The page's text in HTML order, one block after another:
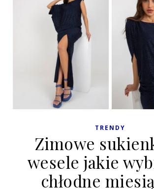
TRENDY
Zimowe
wesele jakie
chłodne